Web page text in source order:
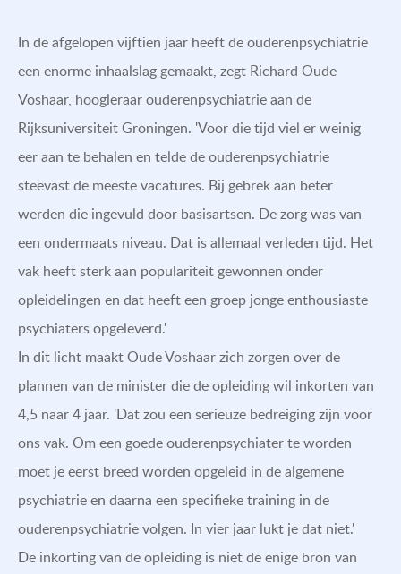
In de afgelopen vijftien jaar heeft de ouderenpsychiatrie
een enorme inhaalslag gemaakt, zegt Richard Oude
Voshaar, hoogleraar ouderenpsychiatrie aan de
Rijksuniversiteit Groningen. 'Voor die tijd viel er weinig
eer aan te behalen en telde de ouderenpsychiatrie
steevast de meeste vacatures. Bij gebrek aan beter
werden die ingevuld door basisartsen. De zorg was van
een ondermaats niveau. Dat is allemaal verleden tijd. Het
vak heeft sterk aan populariteit gewonnen onder
opleidelingen en dat heeft een groep jonge enthousiaste
psychiaters opgeleverd.'
In dit licht maakt Oude Voshaar zich zorgen over de
plannen van de minister die de opleiding wil inkorten van
4,5 naar 4 jaar. 'Dat zou een serieuze bedreiging zijn voor
ons vak. Om een goede ouderenpsychiater te worden
moet je eerst breed worden opgeleid in de algemene
psychiatrie en daarna een specifieke training in de
ouderenpsychiatrie volgen. In vier jaar lukt je dat niet.'
De inkorting van de opleiding is niet de enige bron van